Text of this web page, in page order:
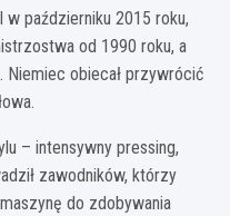
w październiku 2015 roku,
od 1990 roku, a
obiecał przywrócić
– intensywny pressing,
zawodników, którzy
do zdobywania